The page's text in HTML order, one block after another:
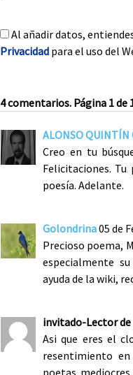
Al añadir datos,
Privacidad para el uso del
4 comentarios. Página 1 de
ALONSO QUINTÍN
Creo en tu
Felicitaciones.
poesía. Adelante.
Golondrina05 de
Precioso poema,
especialmente
ayuda de la wiki,
invitado-Lector de
Asi que eres el
resentimiento